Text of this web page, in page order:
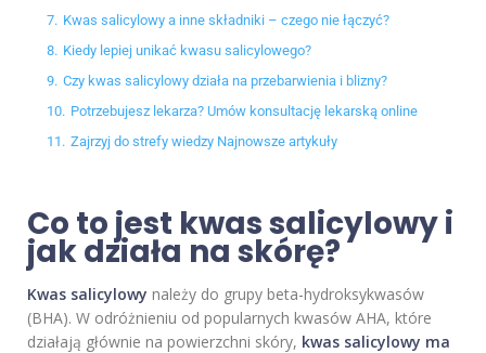
7. Kwas salicylowy a inne składniki – czego nie łączyć?
8. Kiedy lepiej unikać kwasu salicylowego?
9. Czy kwas salicylowy działa na przebarwienia i blizny?
10. Potrzebujesz lekarza? Umów konsultację lekarską online
11. Zajrzyj do strefy wiedzy Najnowsze artykuły
Co to jest kwas salicylowy i
jak działa na skórę?
Kwas salicylowy należy do grupy beta-hydroksykwasów
(BHA). W odróżnieniu od popularnych kwasów AHA, które
działają głównie na powierzchni skóry, kwas salicylowy ma